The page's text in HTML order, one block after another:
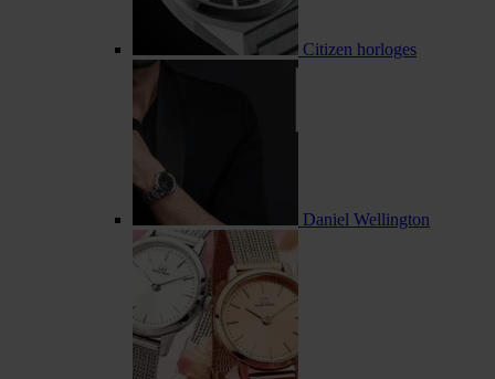
Citizen horloges
Daniel Wellington